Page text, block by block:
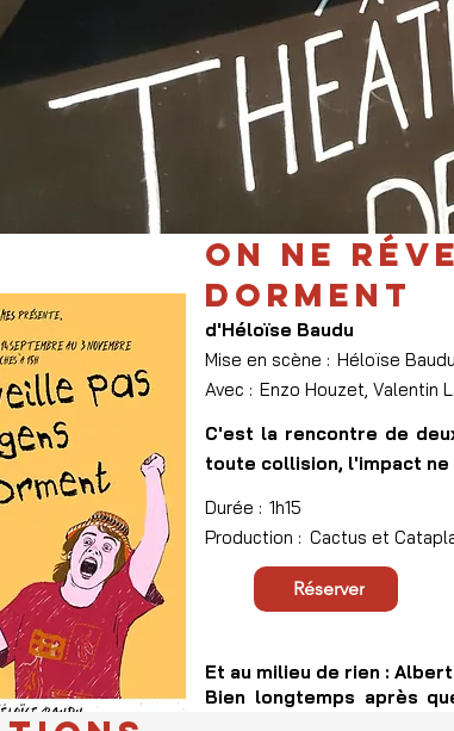
ON NE
DORMENT
d'Héloïse Baudu
Mise en scène : Héloïse Baudu
Avec : Enzo Houzet, Valentin
C'est la rencontre de
toute collision, l'impact ne
Durée : 1h15
Production : Cactus et
Réserver
Et au milieu de rien :
Bien longtemps après